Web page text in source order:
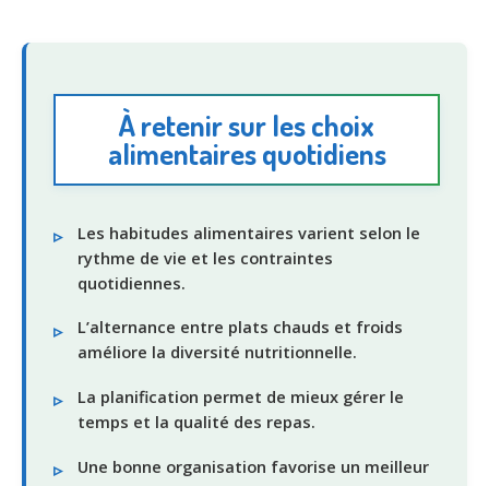
À retenir sur les choix
alimentaires quotidiens
Les habitudes alimentaires varient selon le
rythme de vie et les contraintes
quotidiennes.
L’alternance entre plats chauds et froids
améliore la diversité nutritionnelle.
La planification permet de mieux gérer le
temps et la qualité des repas.
Une bonne organisation favorise un meilleur